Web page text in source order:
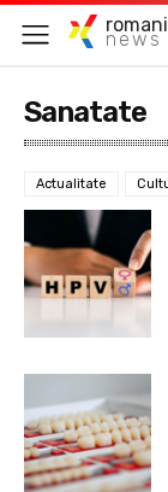
news
Sanatate
Actualitate